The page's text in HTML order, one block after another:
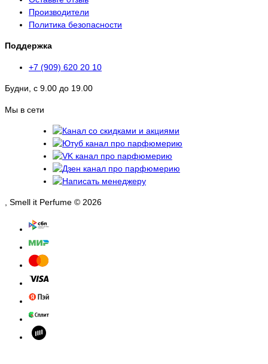
Производители
Политика безопасности
Поддержка
+7 (909) 620 20 10
Будни, с 9.00 до 19.00
Мы в сети
, Smell it Perfume © 2026